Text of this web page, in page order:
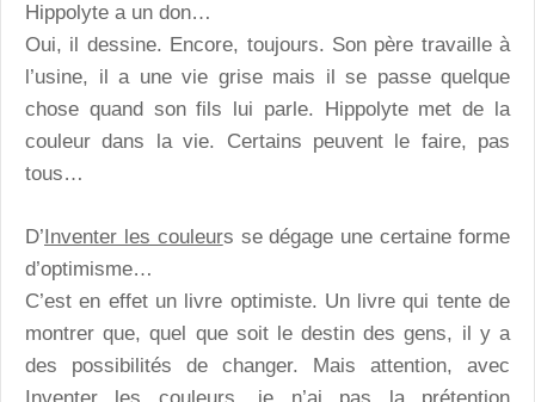
Hippolyte a un don…
Oui, il dessine. Encore, toujours. Son père travaille à
l’usine, il a une vie grise mais il se passe quelque
chose quand son fils lui parle. Hippolyte met de la
couleur dans la vie. Certains peuvent le faire, pas
tous…
D’Inventer les couleurs se dégage une certaine forme
d’optimisme…
C’est en effet un livre optimiste. Un livre qui tente de
montrer que, quel que soit le destin des gens, il y a
des possibilités de changer. Mais attention, avec